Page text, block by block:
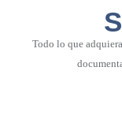
Todo lo que